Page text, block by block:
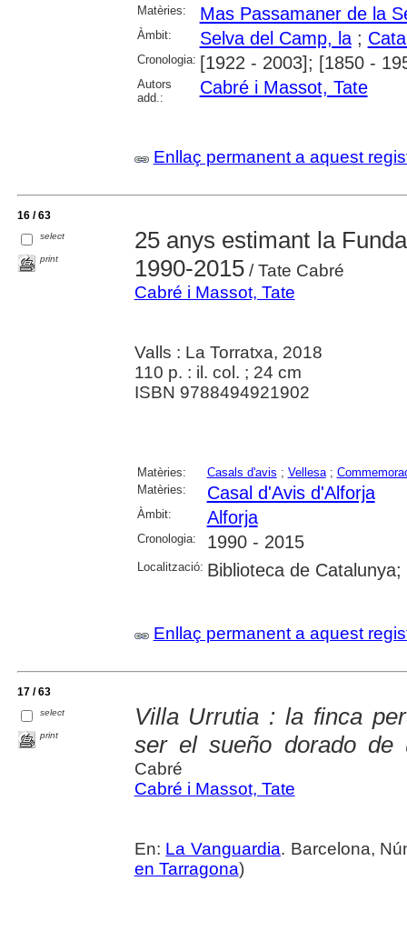
Matèries: Mas Passamaner de la
Àmbit: Selva del Camp, la;
Cronologia: [1922 - 2003]; [1850 -
Autors
add.:
Cabré i Massot, Tate
Enllaç permanent a aquest
16 / 63
select
print
25 anys estimant la
1990-2015/ Tate Cabré
Cabré i Massot, Tate
Valls : La Torratxa, 2018
110 p. : il. col. ; 24 cm
ISBN 9788494921902
Matèries: Casals d'avis ; Vellesa;
Matèries:
Casal d'Avis d'Alforja
Àmbit: Alforja
Cronologia: 1990 - 2015
Localització: Biblioteca de
Enllaç permanent a aquest
17 / 63
select
print
Villa Urrutia : la finca
ser el sueño dorado de
Cabré
Cabré i Massot, Tate
En: La Vanguardia. Barcelona,
en Tarragona)